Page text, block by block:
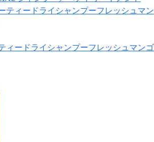
ィードライシャンプーフレッシュマンゴ